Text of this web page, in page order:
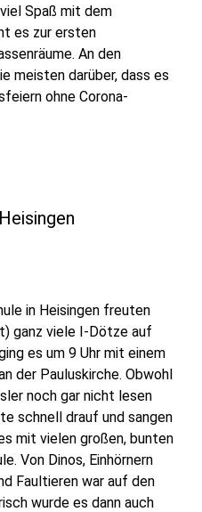
Spaß mit dem
es zur ersten
An den
meisten darüber, dass es
ohne Corona-
in Heisingen freuten
ganz viele I-Dötze auf
es um 9 Uhr mit einem
der Pauluskirche. Obwohl
noch gar nicht lesen
schnell drauf und sangen
mit vielen großen, bunten
Von Dinos, Einhörnern
Faultieren war auf den
wurde es dann auch